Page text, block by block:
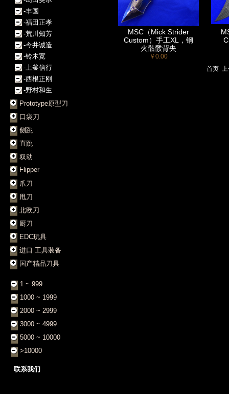
-丰国
-福田正孝
-荒川知芳
-今井诚造
-铃木宽
-上釜信行
-西根正刚
-野村和生
Prototype原型刀
口袋刀
侧跳
直跳
双动
Flipper
爪刀
甩刀
北欧刀
厨刀
EDC玩具
进口 工具装备
国产精品刀具
1 ~ 999
1000 ~ 1999
2000 ~ 2999
3000 ~ 4999
5000 ~ 10000
>10000
联系我们
MSC（Mick Strider
Custom）手工XL，钢
火骷髅背夹
￥0.00
首页 上